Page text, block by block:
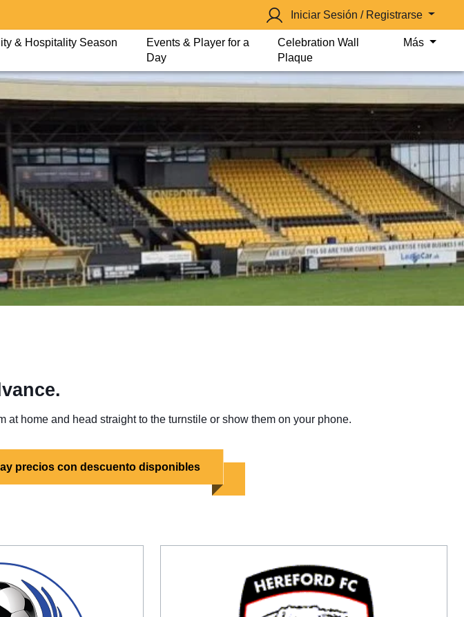
Iniciar Sesión / Registrarse
& Hospitality Season
Events & Player for a
Day
Celebration Wall
Plaque
Más
home and head straight to the turnstile or show them on your phone.
precios con descuento disponibles